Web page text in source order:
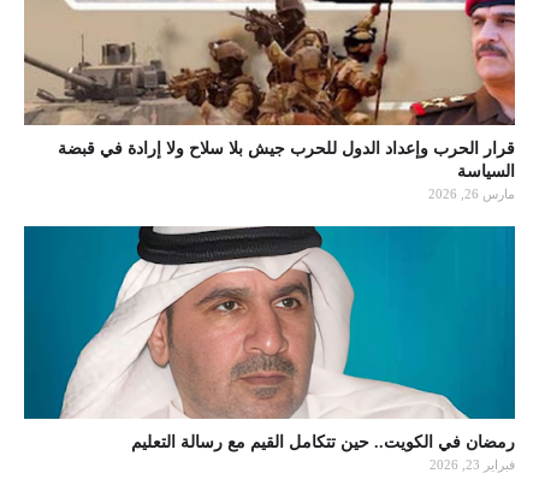
قرار الحرب وإعداد الدول للحرب جيش بلا سلاح ولا إرادة في قبضة
السياسة
مارس 26, 2026
رمضان في الكويت.. حين تتكامل القيم مع رسالة التعليم
فبراير 23, 2026